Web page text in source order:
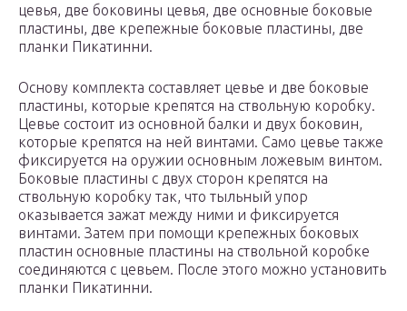
цевья, две боковины цевья, две основные боковые
пластины, две крепежные боковые пластины, две
планки Пикатинни.
Основу комплекта составляет цевье и две боковые
пластины, которые крепятся на ствольную коробку.
Цевье состоит из основной балки и двух боковин,
которые крепятся на ней винтами. Само цевье также
фиксируется на оружии основным ложевым винтом.
Боковые пластины с двух сторон крепятся на
ствольную коробку так, что тыльный упор
оказывается зажат между ними и фиксируется
винтами. Затем при помощи крепежных боковых
пластин основные пластины на ствольной коробке
соединяются с цевьем. После этого можно установить
планки Пикатинни.